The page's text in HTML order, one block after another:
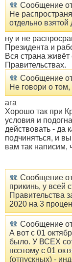
Сообщение
Не
отдельно
ну и не
Президента и
Вся страна
Правительствах.
Сообщение
Не говори о
ага
Хорошо так при
условия и
действовать - да
подчиняться, и
вам так написим,
Сообщение
прикинь, у всей
Правительства
2020 на 3
Сообщение
А вот с 01
было. У ВСЕХ
поэтому с 01
(отпускных) -